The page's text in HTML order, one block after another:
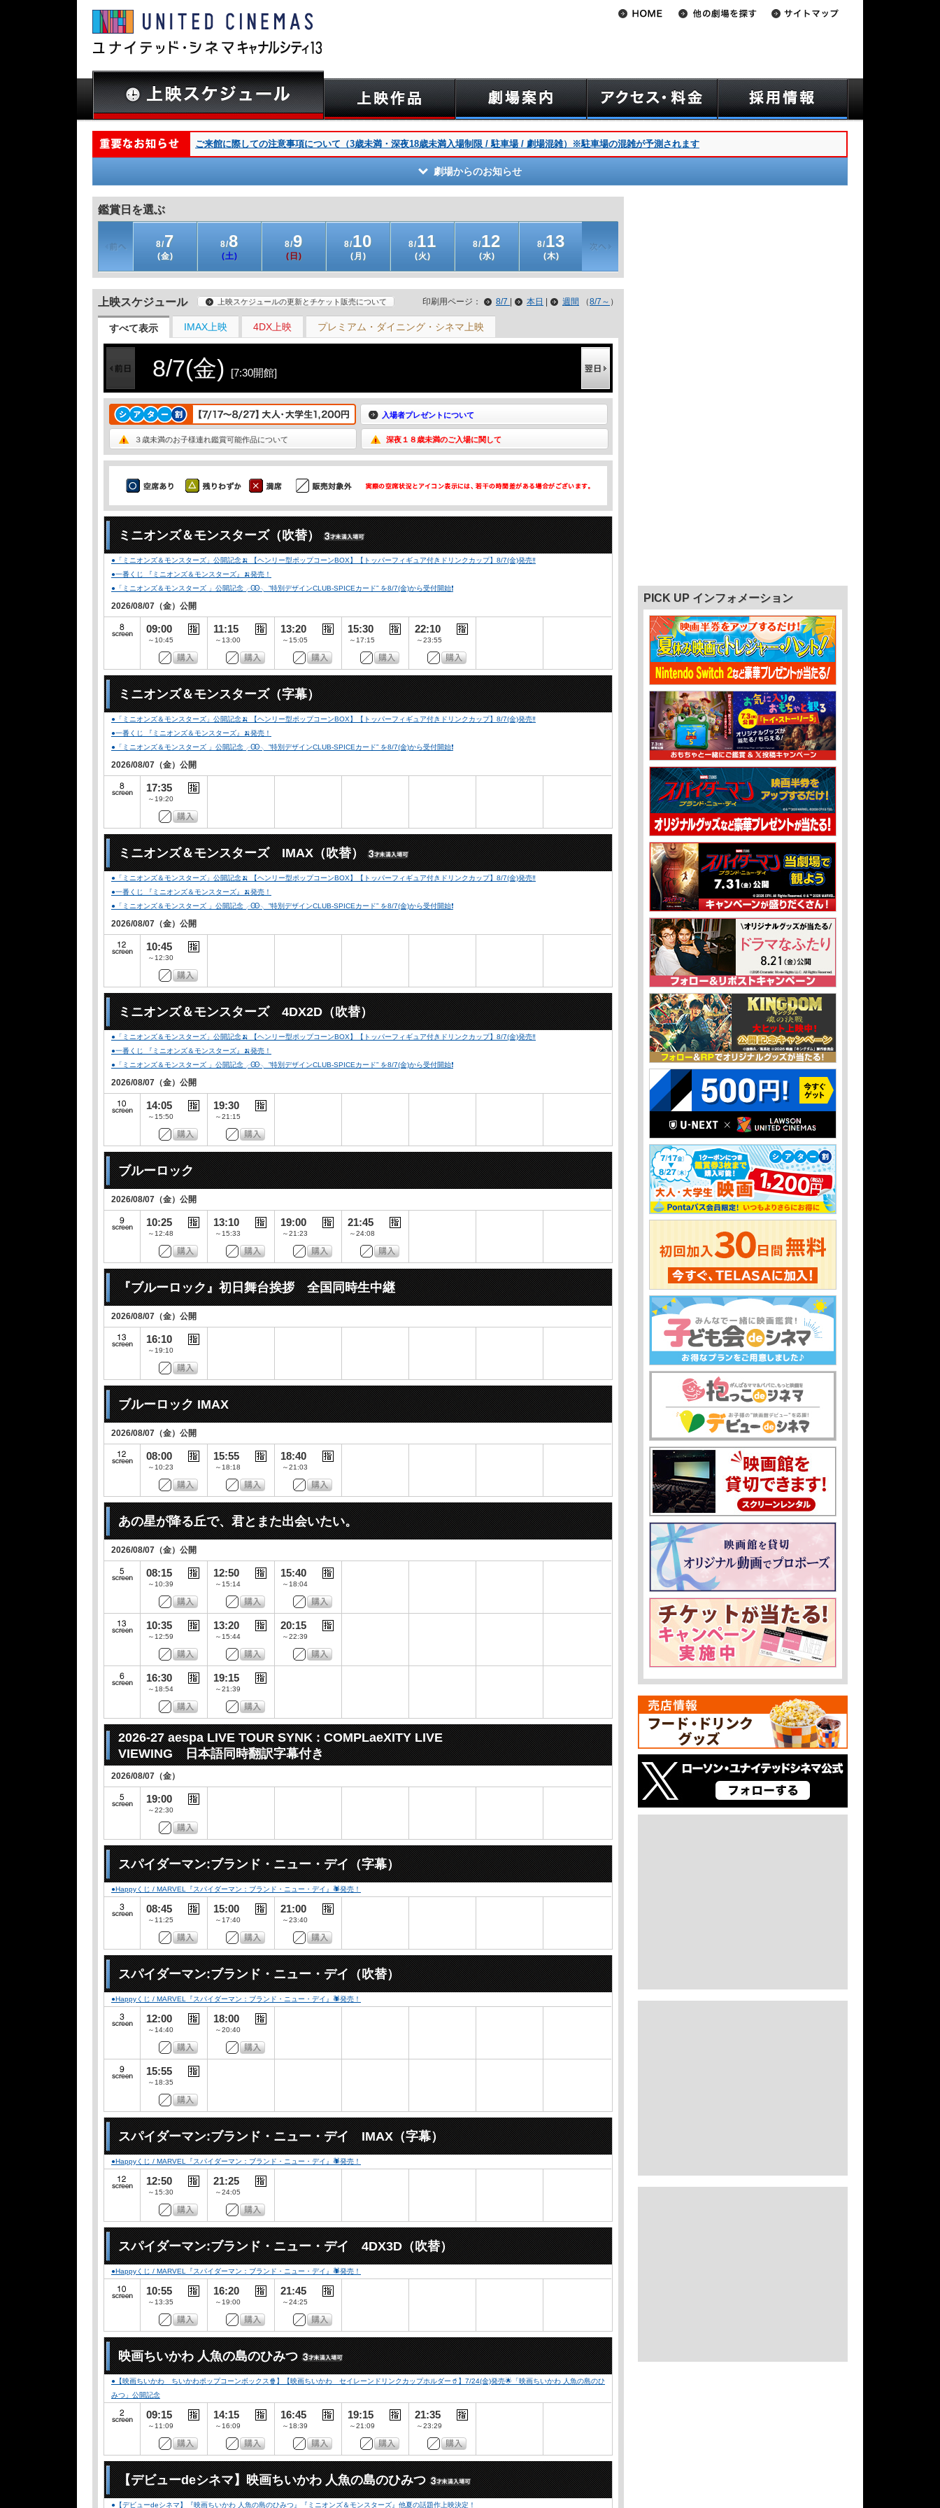
ご来館に際しての注意事項について（3歳未満・深夜18歳未満入場制限 / 駐車場 / 劇場混雑）※駐車場の混雑が予測されます
劇場からのお知らせ
鑑賞日を選ぶ
8/7
(金)
8/8
(土)
8/9
(日)
8/10
(月)
8/11
(火)
8/12
(水)
8/13
(木)
上映スケジュール
すべて表示 IMAX上映 4DX上映 プレミアム・ダイニング・シネマ上映
上映スケジュールの更新とチケット販売について 印刷用ページ： 8/7 本日 週間 （8/7～ ）
8/7(金) [7:30開館]
入場者プレゼントについて
３歳未満のお子様連れ鑑賞可能作品について 深夜１８歳未満のご入場に関して
ミニオンズ＆モンスターズ（吹替）
●「ミニオンズ＆モンスターズ」公開記念🍌 【ヘンリー型ポップコーンBOX】【トッパーフィギュア付きドリンクカップ】8/7(金)発売‼️
●一番くじ 『ミニオンズ＆モンスターズ』🍌発売！
●「ミニオンズ＆モンスターズ 」公開記念╭Ꙭ╮ ”特別デザインCLUB-SPICEカード” を8/7(金)から受付開始❗️
2026/08/07（金）公開
09:00
～10:45
11:15
～13:00
13:20
～15:05
15:30
～17:15
22:10
～23:55
ミニオンズ＆モンスターズ（字幕）
●「ミニオンズ＆モンスターズ」公開記念🍌 【ヘンリー型ポップコーンBOX】【トッパーフィギュア付きドリンクカップ】8/7(金)発売‼️
●一番くじ 『ミニオンズ＆モンスターズ』🍌発売！
●「ミニオンズ＆モンスターズ 」公開記念╭Ꙭ╮ ”特別デザインCLUB-SPICEカード” を8/7(金)から受付開始❗️
2026/08/07（金）公開
17:35
～19:20
ミニオンズ＆モンスターズ IMAX（吹替）
●「ミニオンズ＆モンスターズ」公開記念🍌 【ヘンリー型ポップコーンBOX】【トッパーフィギュア付きドリンクカップ】8/7(金)発売‼️
●一番くじ 『ミニオンズ＆モンスターズ』🍌発売！
●「ミニオンズ＆モンスターズ 」公開記念╭Ꙭ╮ ”特別デザインCLUB-SPICEカード” を8/7(金)から受付開始❗️
2026/08/07（金）公開
10:45
～12:30
ミニオンズ＆モンスターズ 4DX2D（吹替）
●「ミニオンズ＆モンスターズ」公開記念🍌 【ヘンリー型ポップコーンBOX】【トッパーフィギュア付きドリンクカップ】8/7(金)発売‼️
●一番くじ 『ミニオンズ＆モンスターズ』🍌発売！
●「ミニオンズ＆モンスターズ 」公開記念╭Ꙭ╮ ”特別デザインCLUB-SPICEカード” を8/7(金)から受付開始❗️
2026/08/07（金）公開
14:05
～15:50
19:30
～21:15
ブルーロック
2026/08/07（金）公開
10:25
～12:48
13:10
～15:33
19:00
～21:23
21:45
～24:08
『ブルーロック』初日舞台挨拶 全国同時生中継
2026/08/07（金）公開
16:10
～19:10
ブルーロック IMAX
2026/08/07（金）公開
08:00
～10:23
15:55
～18:18
18:40
～21:03
あの星が降る丘で、君とまた出会いたい。
2026/08/07（金）公開
08:15
～10:39
12:50
～15:14
15:40
～18:04
10:35
～12:59
13:20
～15:44
20:15
～22:39
16:30
～18:54
19:15
～21:39
2026-27 aespa LIVE TOUR SYNK : COMPLaeXITY LIVE
VIEWING 日本語同時翻訳字幕付き
2026/08/07（金）
19:00
～22:30
スパイダーマン:ブランド・ニュー・デイ（字幕）
●Happyくじ / MARVEL『スパイダーマン：ブランド・ニュー・デイ』🕷発売！
08:45
～11:25
15:00
～17:40
21:00
～23:40
スパイダーマン:ブランド・ニュー・デイ（吹替）
●Happyくじ / MARVEL『スパイダーマン：ブランド・ニュー・デイ』🕷発売！
12:00
～14:40
18:00
～20:40
15:55
～18:35
スパイダーマン:ブランド・ニュー・デイ IMAX（字幕）
●Happyくじ / MARVEL『スパイダーマン：ブランド・ニュー・デイ』🕷発売！
12:50
～15:30
21:25
～24:05
スパイダーマン:ブランド・ニュー・デイ 4DX3D（吹替）
●Happyくじ / MARVEL『スパイダーマン：ブランド・ニュー・デイ』🕷発売！
10:55
～13:35
16:20
～19:00
21:45
～24:25
映画ちいかわ 人魚の島のひみつ
●【映画ちいかわ ちいかわポップコーンボックス🍿】【映画ちいかわ セイレーンドリンクカップホルダー🥤】7/24(金)発売🌟「映画ちいかわ 人魚の島のひ
みつ」公開記念
09:15
～11:09
14:15
～16:09
16:45
～18:39
19:15
～21:09
21:35
～23:29
【デビューdeシネマ】映画ちいかわ 人魚の島のひみつ
●【デビューdeシネマ】『映画ちいかわ 人魚の島のひみつ』『ミニオンズ＆モンスターズ』他夏の話題作上映決定！
PICK UP インフォメーション